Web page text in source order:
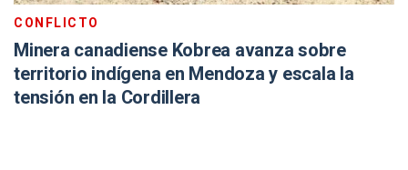
CONFLICTO
Minera canadiense Kobrea avanza sobre
territorio indígena en Mendoza y escala la
tensión en la Cordillera